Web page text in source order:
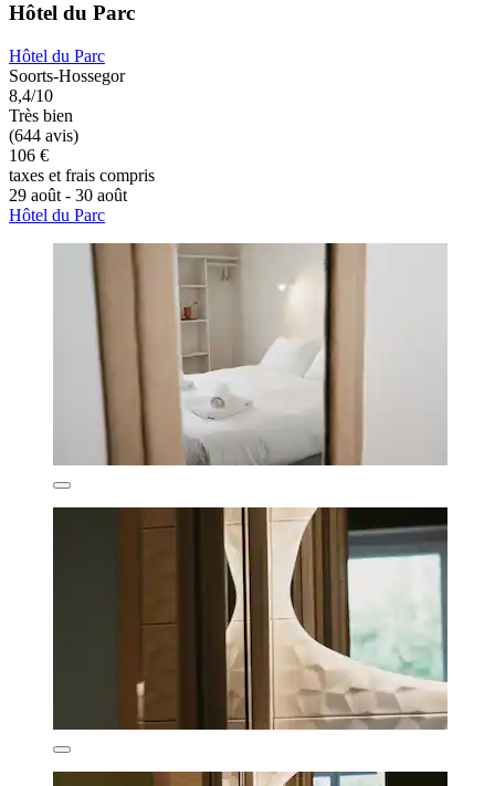
Hôtel du Parc
Hôtel du Parc
Soorts-Hossegor
8,4/10
Très bien
(644 avis)
106 €
taxes et frais compris
29 août - 30 août
Hôtel du Parc